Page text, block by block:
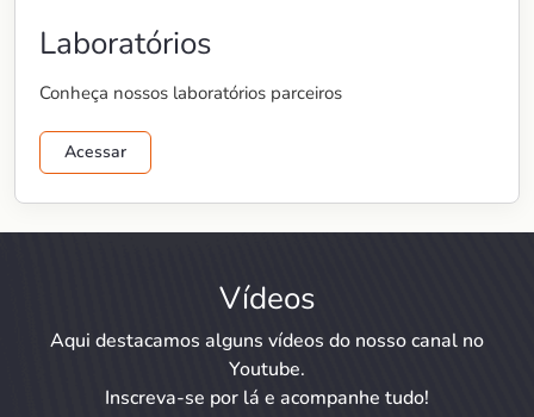
Laboratórios
Conheça nossos laboratórios parceiros
Acessar
Vídeos
Aqui destacamos alguns vídeos do nosso canal no
Youtube.
Inscreva-se por lá e acompanhe tudo!